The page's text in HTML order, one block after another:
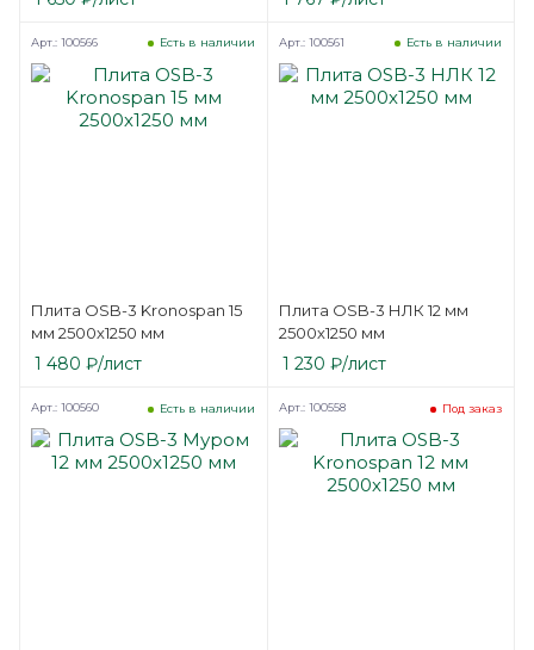
Плита OSB-3 Kronospan 15
мм 2500х1250 мм
Есть в наличии
Арт.: 100566
1 480 ₽/лист
Плита OSB-3 НЛК 12 мм
2500х1250 мм
Есть в наличии
Арт.: 100561
1 230 ₽/лист
Есть в наличии
Арт.: 100560 Под заказ
Арт.: 100558